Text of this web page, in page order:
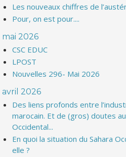
Les nouveaux chiffres de
Pour, on est pour....
mai 2026
CSC EDUC
LPOST
Nouvelles 296- Mai 2026
avril 2026
Des liens profonds entre
marocain. Et de (gros) doutes
Occidental...
En quoi la situation du Sahara
elle ?